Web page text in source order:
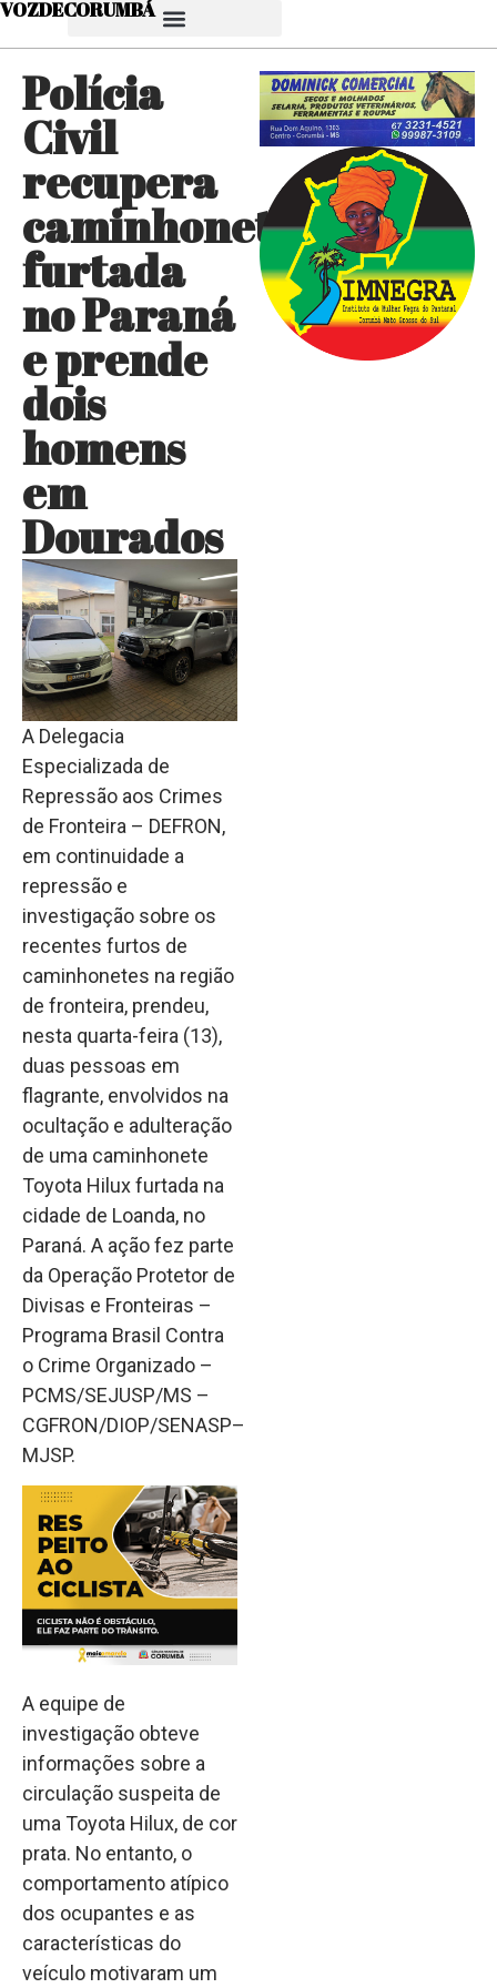
VOZDECORUMBÁ
Polícia
Civil
recupera
caminhonete
furtada
no Paraná
e prende
dois
homens
em
Dourados
A Delegacia
Especializada de
Repressão aos Crimes
de Fronteira – DEFRON,
em continuidade a
repressão e
investigação sobre os
recentes furtos de
caminhonetes na região
de fronteira, prendeu,
nesta quarta-feira (13),
duas pessoas em
flagrante, envolvidos na
ocultação e adulteração
de uma caminhonete
Toyota Hilux furtada na
cidade de Loanda, no
Paraná. A ação fez parte
da Operação Protetor de
Divisas e Fronteiras –
Programa Brasil Contra
o Crime Organizado –
PCMS/SEJUSP/MS –
CGFRON/DIOP/SENASP–
MJSP.
A equipe de
investigação obteve
informações sobre a
circulação suspeita de
uma Toyota Hilux, de cor
prata. No entanto, o
comportamento atípico
dos ocupantes e as
características do
veículo motivaram um